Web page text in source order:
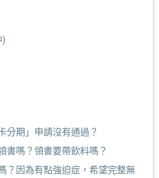
)
分期」申請沒有通過？
書嗎？領書要帶飲料嗎？
？因為有點強迫症，希望完整無